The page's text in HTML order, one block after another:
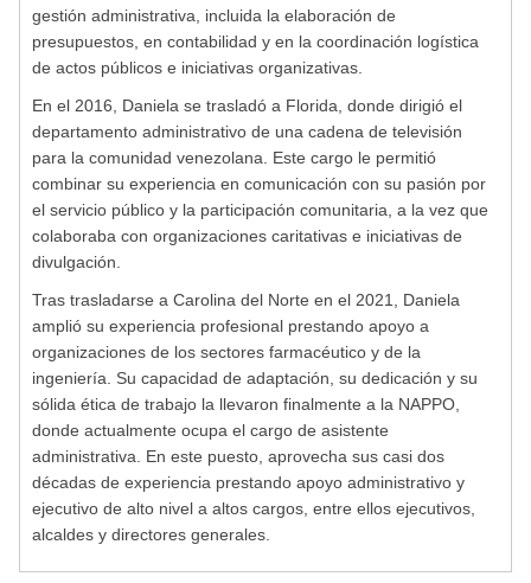
gestión administrativa, incluida la elaboración de
presupuestos, en contabilidad y en la coordinación logística
de actos públicos e iniciativas organizativas.
En el 2016, Daniela se trasladó a Florida, donde dirigió el
departamento administrativo de una cadena de televisión
para la comunidad venezolana. Este cargo le permitió
combinar su experiencia en comunicación con su pasión por
el servicio público y la participación comunitaria, a la vez que
colaboraba con organizaciones caritativas e iniciativas de
divulgación.
Tras trasladarse a Carolina del Norte en el 2021, Daniela
amplió su experiencia profesional prestando apoyo a
organizaciones de los sectores farmacéutico y de la
ingeniería. Su capacidad de adaptación, su dedicación y su
sólida ética de trabajo la llevaron finalmente a la NAPPO,
donde actualmente ocupa el cargo de asistente
administrativa. En este puesto, aprovecha sus casi dos
décadas de experiencia prestando apoyo administrativo y
ejecutivo de alto nivel a altos cargos, entre ellos ejecutivos,
alcaldes y directores generales.